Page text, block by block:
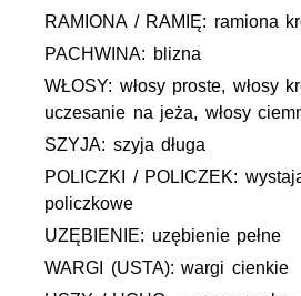
RAMIONA / RAMIĘ: ramiona
PACHWINA: blizna
WŁOSY: włosy proste, włosy
uczesanie na jeża, włosy
SZYJA: szyja długa
POLICZKI / POLICZEK:
policzkowe
UZĘBIENIE: uzębienie pełne
WARGI (USTA): wargi cienkie